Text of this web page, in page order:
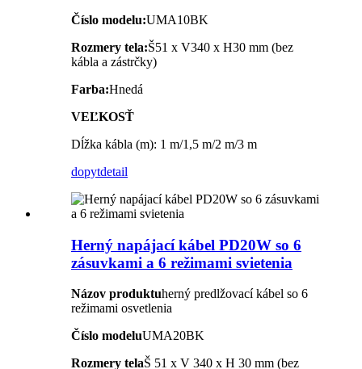
Číslo modelu:UMA10BK
Rozmery tela:Š51 x V340 x H30 mm (bez
kábla a zástrčky)
Farba:Hnedá
VEĽKOSŤ
Dĺžka kábla (m): 1 m/1,5 m/2 m/3 m
dopytdetail
Herný napájací kábel PD20W so 6
zásuvkami a 6 režimami svietenia
Názov produktuherný predlžovací kábel so 6
režimami osvetlenia
Číslo modeluUMA20BK
Rozmery telaŠ 51 x V 340 x H 30 mm (bez